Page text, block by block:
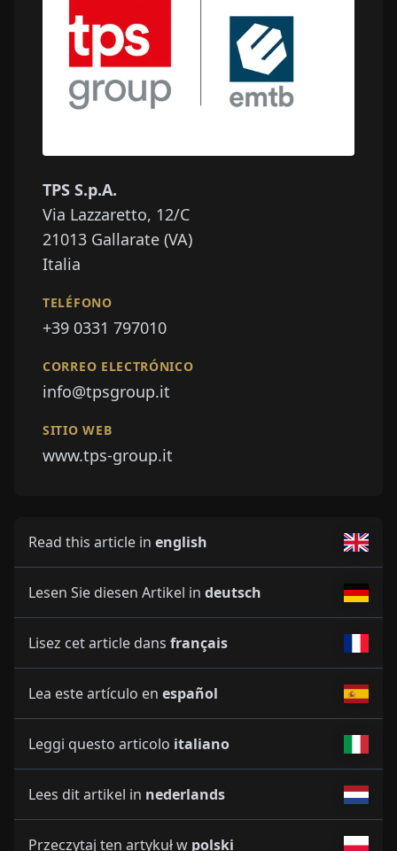
TPS S.p.A.
Via Lazzaretto, 12/C
21013 Gallarate (VA)
Italia
TELÉFONO
+39 0331 797010
CORREO ELECTRÓNICO
info@tpsgroup.it
SITIO WEB
www.tps-group.it
Read this article in english
Lesen Sie diesen Artikel in deutsch
Lisez cet article dans français
Lea este artículo en español
Leggi questo articolo italiano
Lees dit artikel in nederlands
Przeczytaj ten artykuł w polski